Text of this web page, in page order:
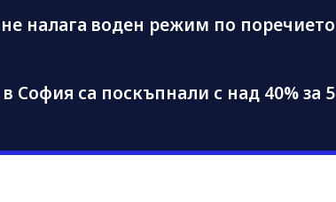
налага воден режим по поречието
са поскъпнали с над 40% за 5